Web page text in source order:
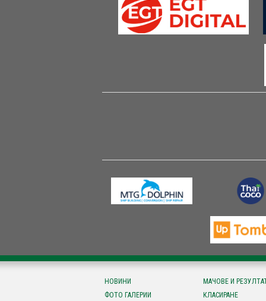
НОВИНИ
ФОТО ГАЛЕРИИ
МАЧОВЕ И
КЛАСИРАНЕ